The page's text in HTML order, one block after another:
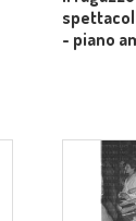
- piano